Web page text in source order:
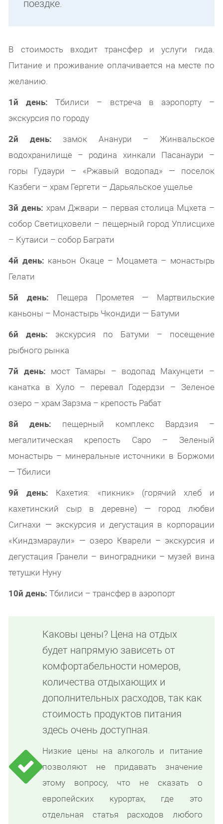
поездке.
В стоимость входит трансфер и услуги гида.
Питание и проживание оплачивается на месте по
желанию.
1й день: Тбилиси – встреча в аэропорту –
экскурсия по городу
2й день: замок Ананури – Жинвальское
водохранилище – родина хинкали Пасанаури –
горы Гудаури – «Ржавый водопад» — поселок
Казбеги – храм Гергети – Дарьяльское ущелье
3й день: храм Джвари – первая столица Мцхета –
собор Светицховели – пещерный город Уплисцихе
– Кутаиси – собор Баграти
4й день: каньон Окаце – Моцамета – монастырь
Гелати
5й день: Пещера Прометея — Мартвильские
каньоны – Монастырь Чкондиди — Батуми
6й день: экскурсия по Батуми – посещение
рыбного рынка
7й день: мост Тамары – водопад Махунцети –
канатка в Хуло – перевал Годердзи – Зеленое
озеро – храм Зарзма – крепость Рабат
8й день: пещерный комплекс Вардзия –
мегалитическая крепость Саро – Зеленый
монастырь – минеральные источники в Боржоми
— Тбилиси
9й день: Кахетия: «пикник» (горячий хлеб и
кахетинский сыр в деревне) — город любви
Сигнахи — экскурсия и дегустация в корпорации
«Киндзмараули» — озеро Кварели – экскурсия и
дегустация Гранели – виноградники – музей вина
тетушки Нуну
10й день: Тбилиси – трансфер в аэропорт
Каковы цены? Цена на отдых
будет напрямую зависеть от
комфортабельности номеров,
количества отдыхающих и
дополнительных расходов, так как
стоимость продуктов питания
здесь очень доступная.
Низкие цены на алкоголь и питание
позволяют не придавать значение
этому вопросу, что не сказать о
европейских курортах, где это
отдельная статья расходов любого